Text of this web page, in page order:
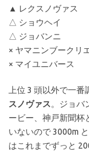
▲ レクスノヴァス
△ ショウヘイ
△ ジョバンニ
× ヤマニンブークリ
× マイユニバース
上位 3 頭以外で一
スノヴァス。ジョバ
ービー、神戸新聞杯
いないので 3000m
はこれまでずっと